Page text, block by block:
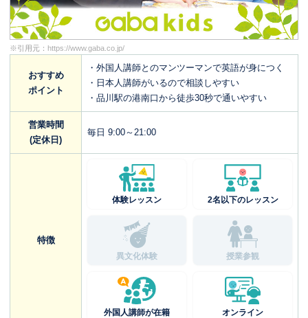
※引用元： https://www.gaba.co.jp/
おすすめ
ポイント
・外国人講師とのマンツーマンで英語が身につく
・日本人講師がいるので相談しやすい
・品川駅の港南口から徒歩30秒で通いやすい
営業時間
(定休日)
毎日 9:00～21:00
特徴
体験レッスン 2名以下のレッスン
異文化体験 授業参観
外国人講師が在籍 オンライン